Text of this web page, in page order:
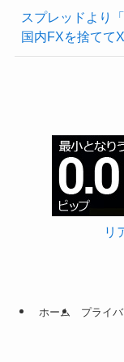
スプレッドより
国内FXを捨てて
リ
ホーム プライ